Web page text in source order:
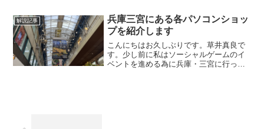
紹介した防弾ホスティング会社について
ですが、DMCA ...
解説記事
兵庫三宮にある各パソコンショッ
プを紹介します
こんにちはお久しぶりです。草井真良で
す。少し前に私はソーシャルゲームのイ
ベントを進める為に兵庫・三宮に行って